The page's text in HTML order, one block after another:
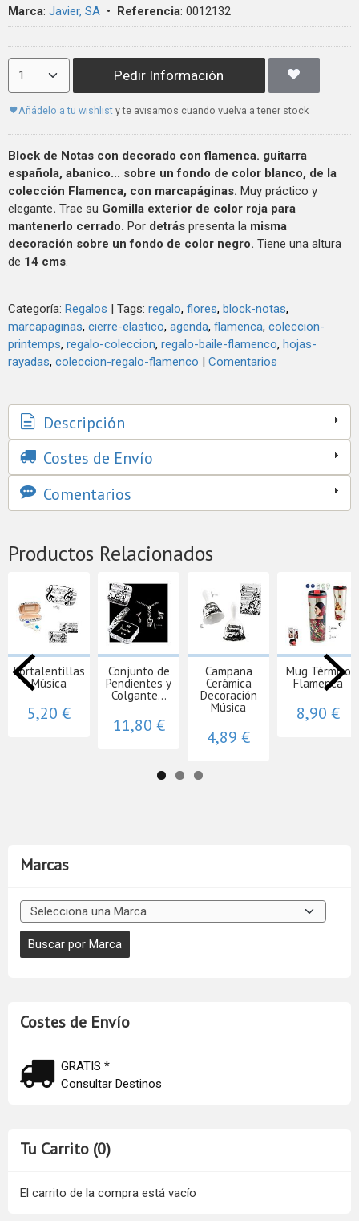
Marcas
Costes de Envío
GRATIS *
Consultar Destinos
Tu Carrito (0)
El carrito de la compra está vacío
Marca: Javier, SA • Referencia: 0012132
Pedir Información
Añádelo a tu wishlist y te avisamos cuando vuelva a tener stock
Block de Notas con decorado con flamenca. guitarra
española, abanico... sobre un fondo de color blanco, de la
colección Flamenca, con marcapáginas. Muy práctico y
elegante. Trae su Gomilla exterior de color roja para
mantenerlo cerrado. Por detrás presenta la misma
decoración sobre un fondo de color negro. Tiene una altura
de 14 cms
Categoría: Regalos | Tags: regalo flores block-notas
marcapaginas cierre-elastico agenda flamenca coleccion-
printemps regalo-coleccion regalo-baile-flamenco hojas-
rayadas coleccion-regalo-flamenco | Comentarios
Descripción
Costes de Envío
Comentarios
Productos Relacionados
Portalentillas
Música
5,20 €
Conjunto de
Pendientes y
Colgante...
11,80 €
Campana
Cerámica
Decoración
Música
4,89 €
Mug Térmico
Flamenca
8,90 €